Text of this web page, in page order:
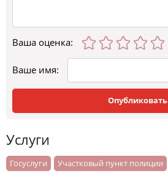
Ваша оценка:
Ваше имя:
Опубликовать
Услуги
Госуслуги Участковый пункт полиции